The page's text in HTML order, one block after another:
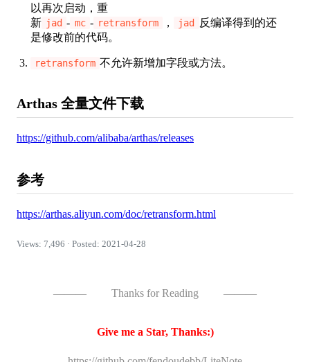
以再次启动，重
新 jad - mc - retransform ， jad
反编译得到的还
是修改前的代码。
retransform 不允许新增加字段或方法。
Arthas 全量文件下载
https://github.com/alibaba/arthas/releases
参考
https://arthas.aliyun.com/doc/retransform.html
Views: 7,496 · Posted: 2021-04-28
——— Thanks for Reading ———
Give me a Star, Thanks:)